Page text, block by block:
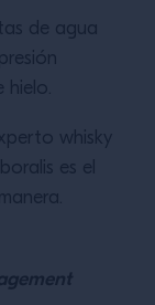
de agua
hielo.
whisky
es el